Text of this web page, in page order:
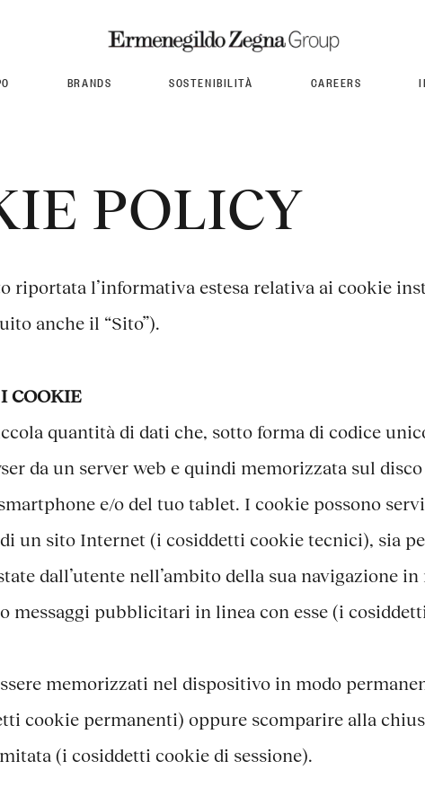
Accademia dei Maestri
BRANDS
TOM FORD FASHION
SOSTENIBILITÀ
Sustainability Documents
CAREERS
TOM FORD FASHION
POLICY
riportata l’informativa estesa relativa ai cookie
anche il “Sito”).
COOKIE
quantità di dati che, sotto forma di codice
da un server web e quindi memorizzata sul
e/o del tuo tablet. I cookie possono
un sito Internet (i cosiddetti cookie tecnici), sia
dall’utente nell’ambito della sua navigazione
messaggi pubblicitari in linea con esse (i
memorizzati nel dispositivo in modo
cookie permanenti) oppure scomparire alla
(i cosiddetti cookie di sessione).